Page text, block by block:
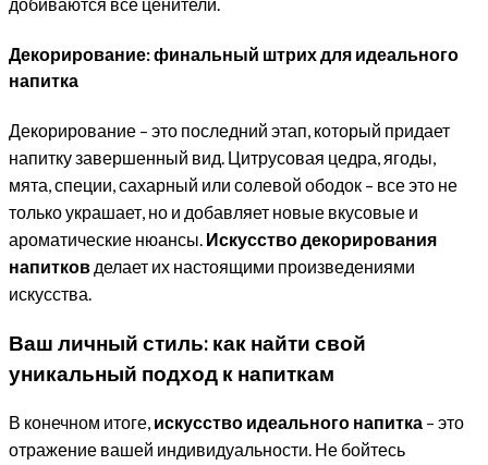
добиваются все ценители.
Декорирование: финальный штрих для идеального
напитка
Декорирование – это последний этап, который придает
напитку завершенный вид. Цитрусовая цедра, ягоды,
мята, специи, сахарный или солевой ободок – все это не
только украшает, но и добавляет новые вкусовые и
ароматические нюансы. Искусство декорирования
напитков делает их настоящими произведениями
искусства.
Ваш личный стиль: как найти свой
уникальный подход к напиткам
В конечном итоге, искусство идеального напитка – это
отражение вашей индивидуальности. Не бойтесь